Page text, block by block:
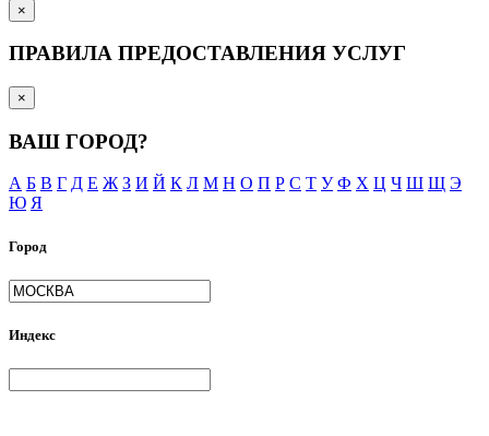
×
ПРАВИЛА ПРЕДОСТАВЛЕНИЯ УСЛУГ
×
ВАШ ГОРОД?
А Б В Г Д Е Ж З И Й К Л М Н О П Р С Т У Ф Х Ц Ч Ш Щ Э
Ю Я
Город
Индекс